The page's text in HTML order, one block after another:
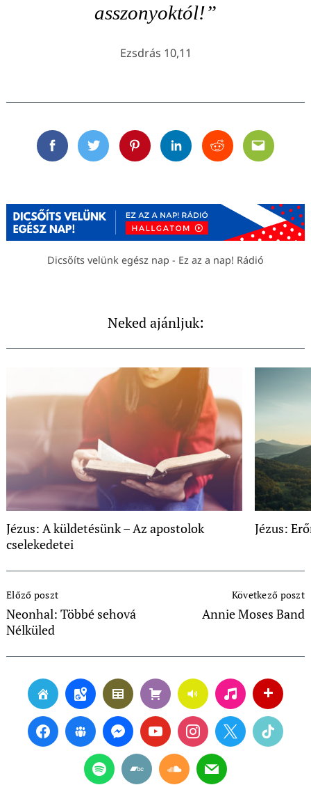
asszonyoktól!”
Ezsdrás 10,11
FacebookTwitterPinterestLinkedinRedditEmail
Dicsőíts velünk egész nap - Ez az a nap! Rádió
Neked ajánljuk:
Jézus: A küldetésünk – Az apostolok
cselekedetei
Jézus:
Navigation
Előző poszt
Neonhal: Többé sehová
Nélküled
Következő poszt
Annie Moses Band